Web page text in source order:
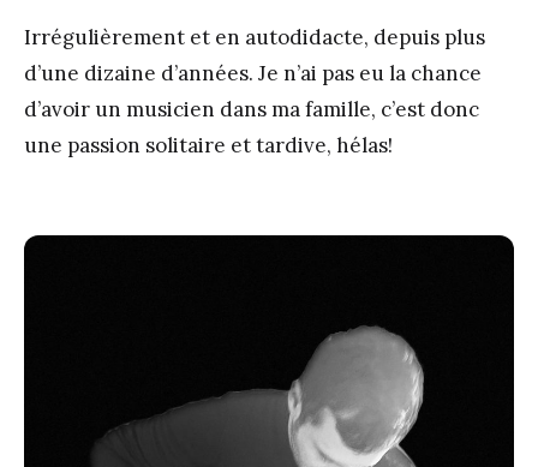
Irrégulièrement et en autodidacte, depuis plus
d’une dizaine d’années. Je n’ai pas eu la chance
d’avoir un musicien dans ma famille, c’est donc
une passion solitaire et tardive, hélas!